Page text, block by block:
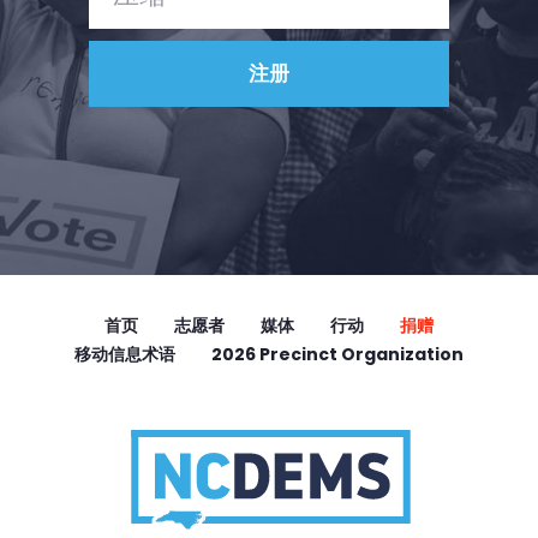
首页 志愿者 媒体 行动
捐赠
移动信息术语
2026 Precinct Organization